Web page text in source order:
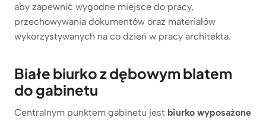
aby zapewnić wygodne miejsce do pracy,
przechowywania dokumentów oraz materiałów
wykorzystywanych na co dzień w pracy architekta.
Białe biurko z dębowym blatem
do gabinetu
Centralnym punktem gabinetu jest biurko wyposażone